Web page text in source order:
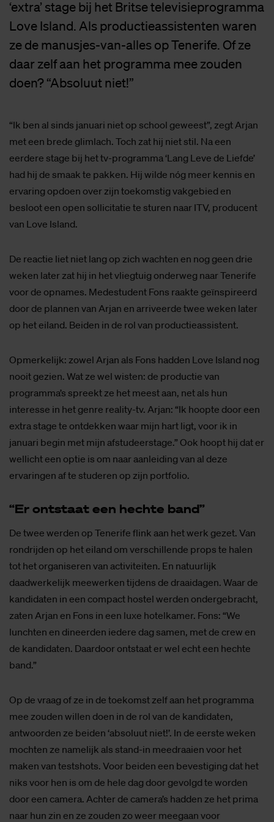
‘extra’ stage bij het Britse televisieprogramma
Love Island. Als productieassistenten waren
ze de manusjes-van-alles op Tenerife. Of ze
daar zelf aan het programma mee zouden
doen? “Absoluut niet!”
“Ik ben al sinds januari niet op school geweest”, zegt Arjan
met een brede glimlach. Toch zat hij niet stil. Na een
eerdere stage bij het tv-programma ‘Lang Leve de Liefde’
had hij de smaak te pakken. Hij wilde nóg meer kennis en
ervaring opdoen over zijn toekomstig vakgebied en
besloot een open sollicitatie te sturen naar ITV, producent
van Love Island.
De reactie liet niet lang op zich wachten en nog geen drie
weken later zat hij in het vliegtuig onderweg naar Tenerife
voor de opnames. Medestudent Fons raakte geïnspireerd
door de plannen van Arjan en arriveerde twee weken later
op het eiland. Beiden in de rol van productieassistent.
Opmerkelijk: zowel Arjan als Fons hadden Love Island nog
nooit gezien. Wat ze wel wisten: de productie van
programma’s spreekt ze het meest aan, net als hun
interesse in het genre reality-tv. Arjan: “Ik hoopte door een
extra stage te ontdekken waar mijn hart ligt, voor ik in
januari begin met mijn afstudeerstage.” Ook hoopt hij dat er
wellicht een optie is om naar aanleiding van al deze
ervaringen af te studeren op zijn portfolio.
“Er ont­staat een hech­te band”
De twee werden op Tenerife flink aan het werk gezet. Van
rondrijden op het eiland om verschillende props te halen
tot het organiseren van activiteiten. En natuurlijk
daadwerkelijk meewerken tijdens de draaidagen. Waar de
kandidaten in een compact hostel werden ondergebracht,
zaten Arjan en Fons in een luxe hotelkamer. Fons: “We
lunchten en dineerden iedere dag samen, met de crew en
de kandidaten. Daardoor ontstaat er wel echt een hechte
band.”
Op de vraag of ze in de toekomst zelf aan het programma
mee zouden willen doen in de rol van de kandidaten,
antwoorden ze beiden ‘absoluut niet!’. In de eerste weken
mochten ze namelijk als stand-in meedraaien voor het
maken van testshots. Voor beiden een bevestiging dat het
niks voor hen is om de hele dag door gevolgd te worden
door een camera. Achter de camera’s hadden ze het prima
naar hun zin en ze zouden zo weer meegaan voor